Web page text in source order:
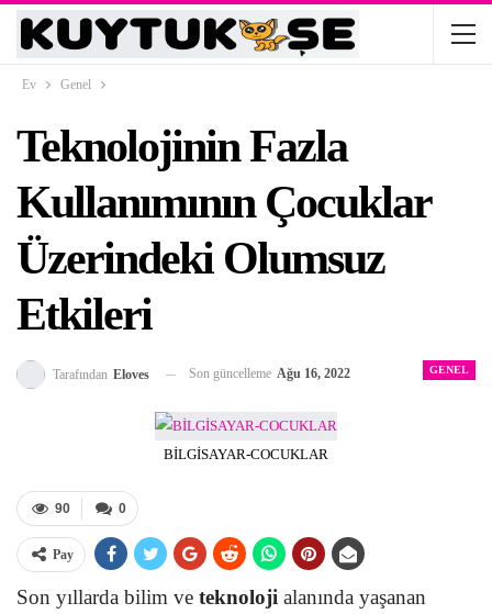
Ev Genel
‌Teknolojinin Fazla
Kullanımının Çocuklar
Üzerindeki Olumsuz
Etkileri
GENEL
Tarafından Eloves Son güncelleme Ağu 16, 2022
BİLGİSAYAR-COCUKLAR
0
90
Pay
Son yıllarda bilim ve teknoloji alanında yaşanan